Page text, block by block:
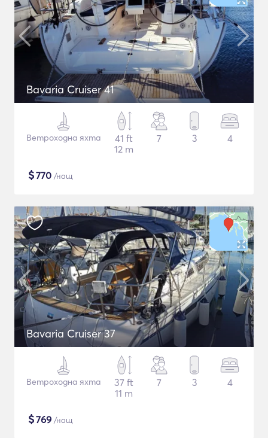
Bavaria Cruiser 41
Ветроходна яхта
41 ft
12 m
7 3 4
$770 /нощ
Bavaria Cruiser 37
Ветроходна яхта
37 ft
11 m
7 3 4
$769 /нощ